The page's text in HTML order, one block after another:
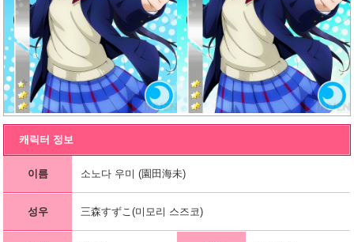
캐릭터 정보
이름 소노다 우미 (園田海未)
성우 三森すずこ(미모리 스즈코)